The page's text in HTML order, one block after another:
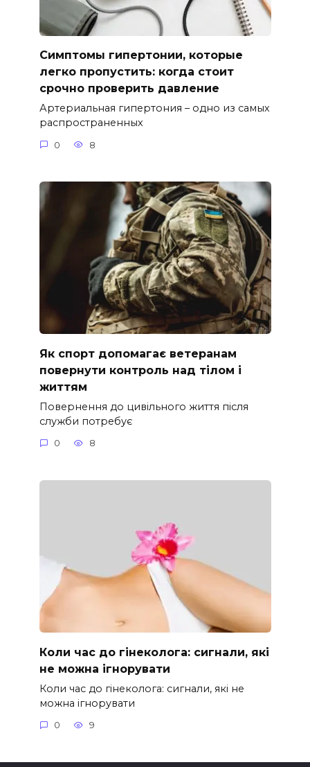
Симптомы гипертонии, которые
легко пропустить: когда стоит
срочно проверить давление
Артериальная гипертония – одно из самых
распространенных
0 8
Як спорт допомагає ветеранам
повернути контроль над тілом і
життям
Повернення до цивільного життя після
служби потребує
0 8
Коли час до гінеколога: сигнали, які
не можна ігнорувати
Коли час до гінеколога: сигнали, які не
можна ігнорувати
0 9